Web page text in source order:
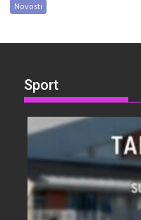
Novosti
Sport